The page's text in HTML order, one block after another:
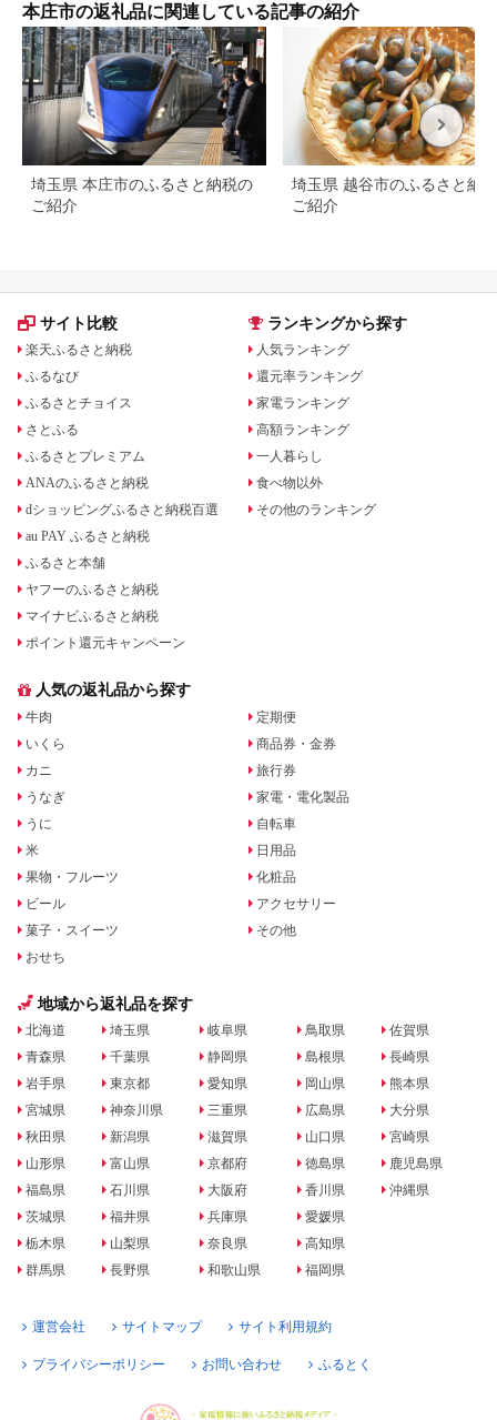
本庄市の返礼品に関連している記事の紹介
埼玉県 本庄市のふるさと納税の
ご紹介
埼玉県 越谷市のふるさと納
ご紹介
サイト比較
楽天ふるさと納税
ふるなび
ふるさとチョイス
さとふる
ふるさとプレミアム
ANAのふるさと納税
dショッピングふるさと納税百選
au PAY ふるさと納税
ふるさと本舗
ヤフーのふるさと納税
マイナビふるさと納税
ポイント還元キャンペーン
ランキングから探す
人気ランキング
還元率ランキング
家電ランキング
高額ランキング
一人暮らし
食べ物以外
その他のランキング
人気の返礼品から探す
牛肉
いくら
カニ
うなぎ
うに
米
果物・フルーツ
ビール
菓子・スイーツ
おせち
定期便
商品券・金券
旅行券
家電・電化製品
自転車
日用品
化粧品
アクセサリー
その他
地域から返礼品を探す
北海道
青森県
岩手県
宮城県
秋田県
山形県
福島県
茨城県
栃木県
群馬県
埼玉県
千葉県
東京都
神奈川県
新潟県
富山県
石川県
福井県
山梨県
長野県
岐阜県
静岡県
愛知県
三重県
滋賀県
京都府
大阪府
兵庫県
奈良県
和歌山県
鳥取県
島根県
岡山県
広島県
山口県
徳島県
香川県
愛媛県
高知県
福岡県
佐賀県
長崎県
熊本県
大分県
宮崎県
鹿児島県
沖縄県
運営会社 サイトマップ サイト利用規約
プライバシーポリシー お問い合わせ ふるとく